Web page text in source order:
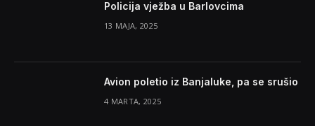
Policija vježba u Barlovcima
13 MAJA, 2025
Avion poletio iz Banjaluke, pa se srušio
4 MARTA, 2025